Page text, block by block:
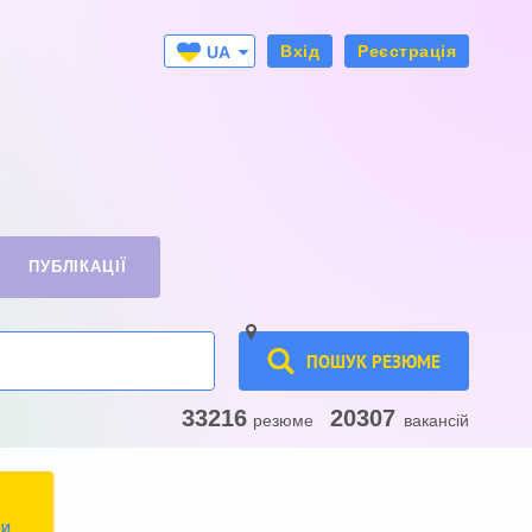
UA
Вхід Реєстрація
ПУБЛІКАЦІЇ
ПОШУК РЕЗЮМЕ
33216 резюме 20307 вакансій